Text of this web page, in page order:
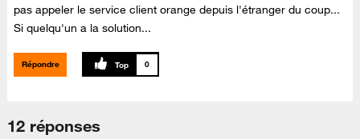
pas appeler le service client orange depuis l'étranger du coup...
Si quelqu'un a la solution...
Répondre 0
12 réponses